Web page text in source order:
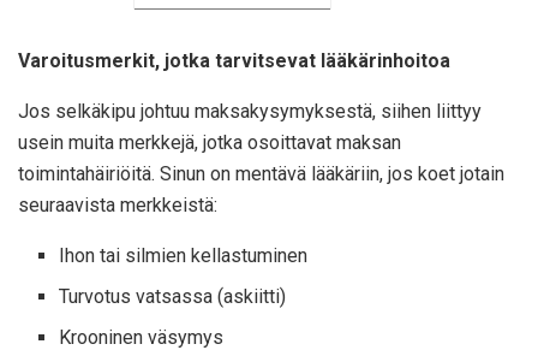
Varoitusmerkit, jotka tarvitsevat lääkärinhoitoa
Jos selkäkipu johtuu maksakysymyksestä, siihen liittyy
usein muita merkkejä, jotka osoittavat maksan
toimintahäiriöitä. Sinun on mentävä lääkäriin, jos koet jotain
seuraavista merkkeistä:
Ihon tai silmien kellastuminen
Turvotus vatsassa (askiitti)
Krooninen väsymys